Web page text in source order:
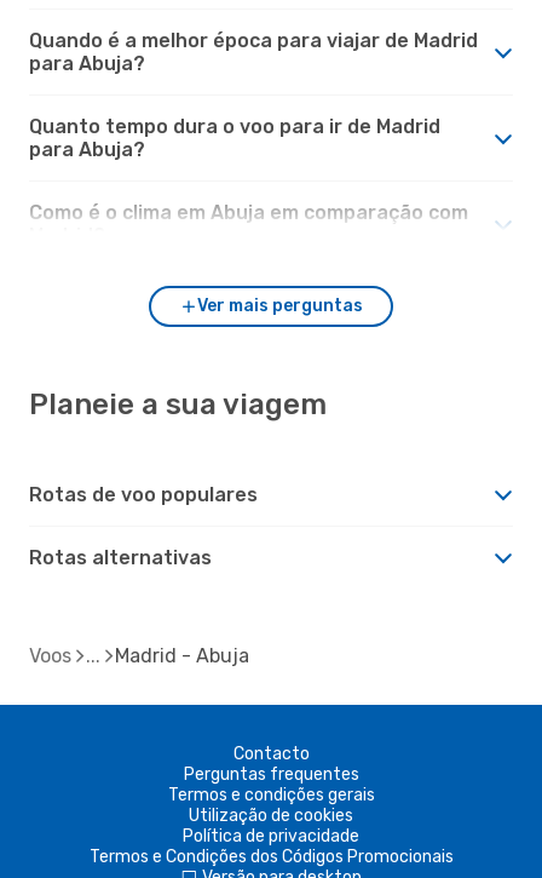
Quando é a melhor época para viajar de Madrid
para Abuja?
Quanto tempo dura o voo para ir de Madrid
para Abuja?
Como é o clima em Abuja em comparação com
Ver mais perguntas
Planeie a sua viagem
Rotas de voo populares
Rotas alternativas
Voos Madrid - Abuja
Contacto
Perguntas frequentes
Termos e condições gerais
Utilização de cookies
Política de privacidade
Termos e Condições dos Códigos Promocionais